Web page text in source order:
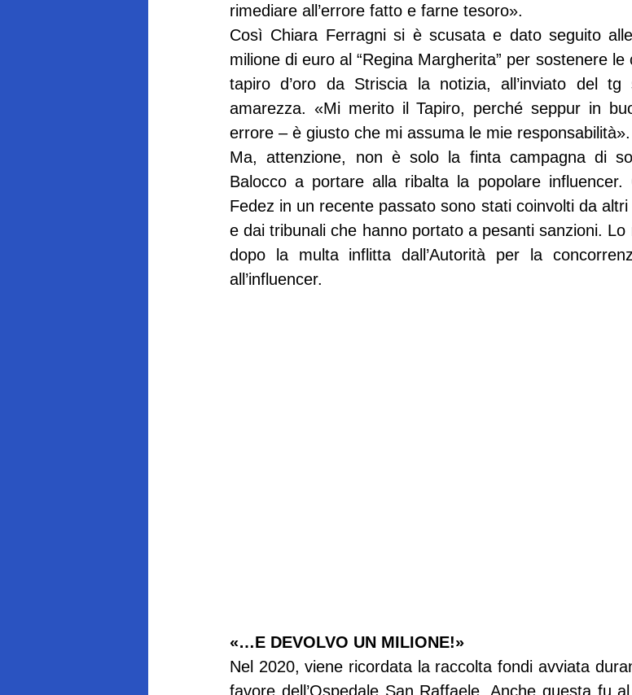
rimediare all’errore fatto e farne tesoro».
Così Chiara Ferragni si è scusata e dato seguito
milione di euro al “Regina Margherita” per sostenere
tapiro d’oro da Striscia la notizia, all’inviato del
amarezza. «Mi merito il Tapiro, perché seppur in
errore – è giusto che mi assuma le mie responsabilità».
Ma, attenzione, non è solo la finta campagna di
Balocco a portare alla ribalta la popolare
Fedez in un recente passato sono stati coinvolti da
e dai tribunali che hanno portato a pesanti sanzioni.
dopo la multa inflitta dall’Autorità per la
all’influencer.
«…E DEVOLVO UN MILIONE!»
Nel 2020, viene ricordata la raccolta fondi avviata
favore dell’Ospedale San Raffaele. Anche questa fu